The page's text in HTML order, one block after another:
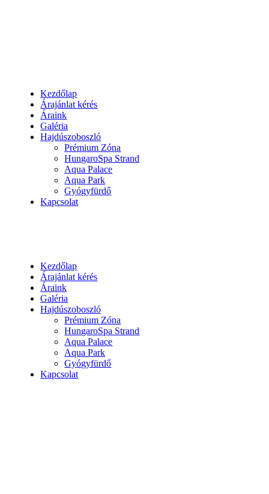
Kezdőlap
Árajánlat kérés
Áraink
Galéria
Hajdúszoboszló
Prémium Zóna
HungaroSpa Strand
Aqua Palace
Aqua Park
Gyógyfürdő
Kapcsolat
Kezdőlap
Árajánlat kérés
Áraink
Galéria
Hajdúszoboszló
Prémium Zóna
HungaroSpa Strand
Aqua Palace
Aqua Park
Gyógyfürdő
Kapcsolat